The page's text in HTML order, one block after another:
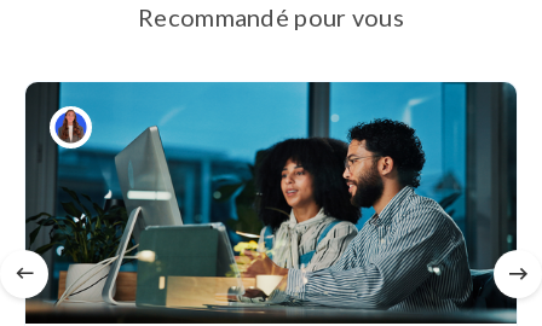
Recommandé pour vous